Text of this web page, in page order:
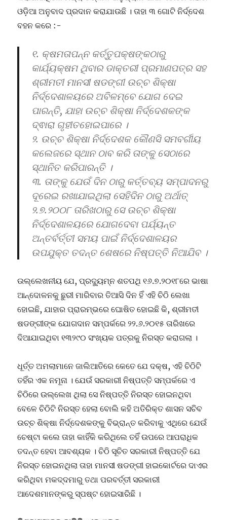
ଓଡ଼ିଆ ଅନୁବାଦ ପ୍ରଦାନ କରାଯାଉଛି । ତାହା ୩ ଗୋଟି ନିର୍ଦ୍ଦେଶ
ବହନ କରେ :-
୧. କ୍ଷମତାପନ୍ନ କର୍ତ୍ତୁପକ୍ଷଙ୍କଠାରୁ
କାର୍ଯ୍ୟକ୍ଷମ ଥିବାର ଡାକ୍ତରୀ ପ୍ରମାଣପତ୍ର ସହ
ଶ୍ରୀମତୀ ମାନସୀ ଷଡଙ୍ଗୀ ଉଚ୍ଚ ଶିକ୍ଷା
ନିର୍ଦ୍ଦେଶାଳୟରେ ଅବିଳମ୍ବେ ଯୋଗ ଦେଇ
ପାରନ୍ତି, ଯାହା ଉଚ୍ଚ ଶିକ୍ଷା ନିର୍ଦ୍ଦେଶକଙ୍କ
ଦ୍ଵାରା ଗୃହୀତହୋଇପାରେ ।
୨. ଉଚ୍ଚ ଶିକ୍ଷା ନିର୍ଦ୍ଦେଶକ କୌଣସି ସମବର୍ଗୀୟ
କଲେଜରେ ସ୍ଥାନ ଠାବ କରି ତାଙ୍କୁ ସେଠାରେ
ସ୍ଥାନିତ କରିପାରନ୍ତି ।
୩. ତାଙ୍କୁ ଯେଉଁ ଦିନ ଠାରୁ କର୍ତ୍ତବ୍ୟ ସମ୍ପାଦନରୁ
ଦୂରେଇ ରଖାଯାଇଥିଲା ସେହିଦିନ ଠାରୁ ଅର୍ଥାତ୍
୨.୭.୨୦୦୮ ତାରିଖଠାରୁ ସେ ଉଚ୍ଚ ଶିକ୍ଷା
ନିର୍ଦ୍ଦେଶାଳୟରେ ଯୋଗଦେବା ପର୍ଯ୍ୟନ୍ତ
ଅନ୍ତର୍ବର୍ତ୍ତୀ ସମୟ ପାଇଁ ନିର୍ଦ୍ଦେଶାଳୟର
ଉପଯୁକ୍ତ ତଦନ୍ତ ଶେଷରେ ନିଷ୍ପତ୍ତି ନିଆଯିବ ।
ଉଲ୍ଲେଖନୀୟ ଯେ, ପ୍ରଦ୍ୟୁମ୍ନ ଶତପଥି ୧୬.୭.୨୦୧୮ରେ ଭାଷା
ଆନ୍ଦୋଳନକୁ ଛୁରୀ ମାରିବାର ତିଆସି ଦିନ ହିଁ ଏହି ଚିଠି ଲେଖା
ହୋଇଛି, ଯାହାର ପ୍ରାରମ୍ଭରେ ଘୋଷିତ ହୋଇଛି କି, ଶ୍ରୀମତୀ
ଷଡଙ୍ଗୀଙ୍କ ଯୋଗଦାନ ସମ୍ପର୍କରେ ୨୨.୬.୨୦୧୫ ତାରିଖରେ
ଦିଆଯାଇଥିବା ୧୩୨୯୦ ସଂଖ୍ୟକ ପତ୍ରକୁ ନିରସ୍ତ କରାଗଲା ।
ଧୂର୍ତ୍ତ ଅମଲାମାନେ ଜାଲିଆତିରେ କେତେ ଯେ ଦକ୍ଷ, ଏହି ଚିଠିଟି
ତହିଁର ଏକ ନମୂନା । ଯେଉଁ ସରକାରୀ ନିଷ୍ପତ୍ତି ସମ୍ପର୍କରେ ଏ
ଚିଠିରେ ଉଲ୍ଲେଖ ଥିଲା ସେ ନିଷ୍ପତ୍ତି ନିରସ୍ତ ହୋଇନଥିବା
ବେଳେ ଚିଠିଟି ନିରସ୍ତ ହେଲା ବୋଲି କହି ଅତିରିକ୍ତ ଶାସନ ସଚିବ
ଉଚ୍ଚ ଶିକ୍ଷା ନିର୍ଦ୍ଦେଶକଙ୍କୁ ବିଭ୍ରାନ୍ତ କରିବାକୁ ଏଥିରେ ଯେଉଁ
ଚେଷ୍ଟା କଲେ ତାହା କାହିଁକି କରିଥିଲେ ତହିଁ ଉପରେ ଆପରାଧିକ
ତଦନ୍ତ ହେବା ଆବଶ୍ୟକ । ଚିଠି ସୂଚିତ ସରକାରୀ ନିଷ୍ପତ୍ତି ଯେ
ନିରସ୍ତ ହୋଇନଥିଲା ତାହା ମାନସୀ ଷଡଙ୍ଗୀ ହାଇକୋର୍ଟରେ ଦାଏର
କରିଥିବା ମକଦ୍ଦମାରୁ ତଥା ପରବର୍ତ୍ତୀ ସରକାରୀ
ଆଦେଶମାନଙ୍କରୁ ସ୍ପଷ୍ଟ ହୋଇସାରିଛି ।